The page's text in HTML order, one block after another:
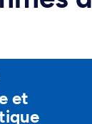
et